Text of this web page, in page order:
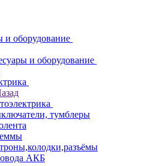
и оборудование
и оборудование
тумблеры
АКБ